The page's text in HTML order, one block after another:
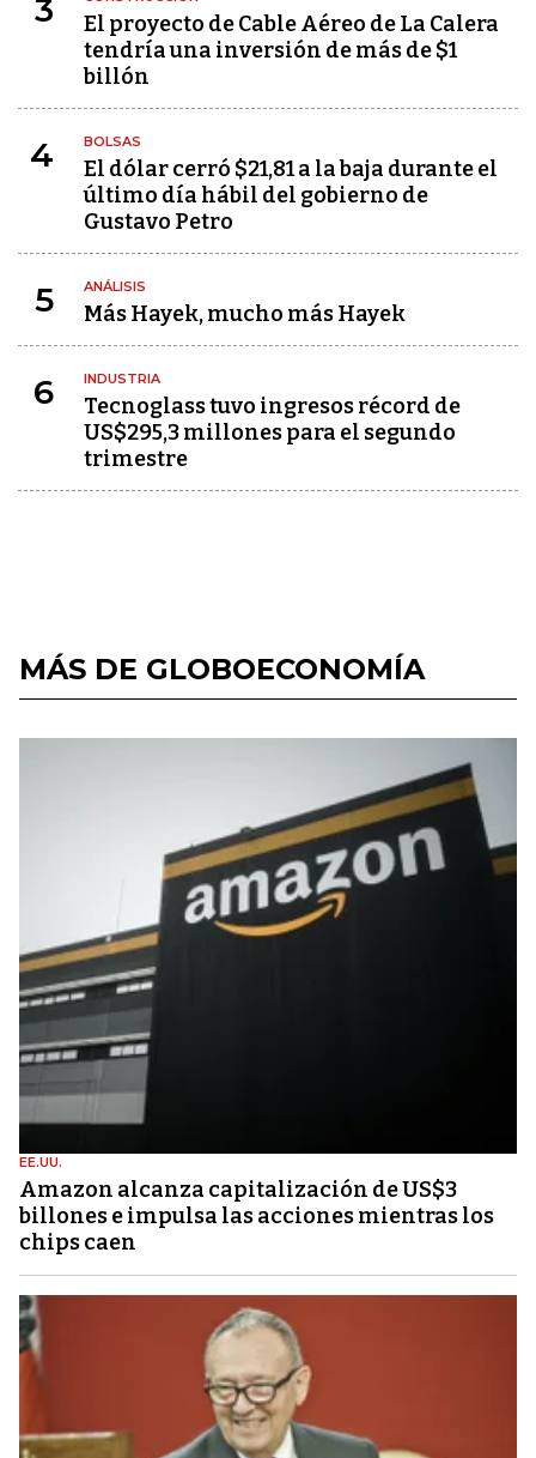
3
El proyecto de Cable Aéreo de La Calera
tendría una inversión de más de $1
billón
4 BOLSAS
El dólar cerró $21,81 a la baja durante el
último día hábil del gobierno de
Gustavo Petro
5 ANÁLISIS
Más Hayek, mucho más Hayek
6 INDUSTRIA
Tecnoglass tuvo ingresos récord de
US$295,3 millones para el segundo
trimestre
MÁS DE GLOBOECONOMÍA
EE.UU.
Amazon alcanza capitalización de US$3
billones e impulsa las acciones mientras los
chips caen